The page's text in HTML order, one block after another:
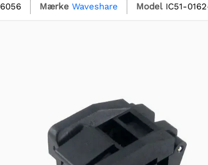
6056 Mærke Waveshare Model IC51-